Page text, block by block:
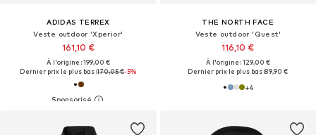
ADIDAS TERREX
Veste outdoor 'Xperior'
161,10 €
À l'origine : 199,00 €
Dernier prix le plus bas :170,05 €-5%
THE NORTH FACE
Veste outdoor 'Quest'
116,10 €
À l'origine : 129,00 €
Dernier prix le plus bas :89,90 €
+4